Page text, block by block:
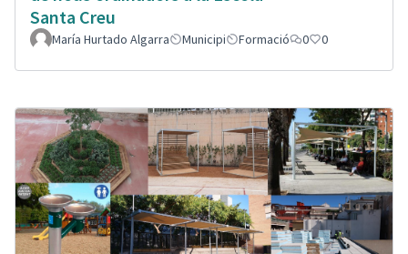
Santa Creu
María Hurtado Algarra Municipi Formació 0 0